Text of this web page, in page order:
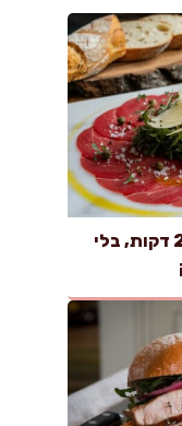
קרפצ׳יו בקר משגע ב-20 דקות, בלי